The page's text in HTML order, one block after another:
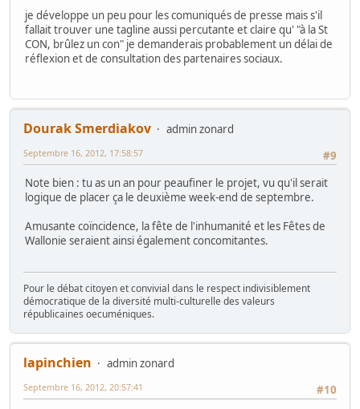
je développe un peu pour les comuniqués de presse mais s'il
fallait trouver une tagline aussi percutante et claire qu' "à la St
CON, brûlez un con" je demanderais probablement un délai de
réflexion et de consultation des partenaires sociaux.
Dourak Smerdiakov
admin zonard
#9
Septembre 16, 2012, 17:58:57
Note bien : tu as un an pour peaufiner le projet, vu qu'il serait
logique de placer ça le deuxième week-end de septembre.
Amusante coïncidence, la fête de l'inhumanité et les Fêtes de
Wallonie seraient ainsi également concomitantes.
Pour le débat citoyen et convivial dans le respect indivisiblement
démocratique de la diversité multi-culturelle des valeurs
républicaines oecuméniques.
lapinchien
admin zonard
#10
Septembre 16, 2012, 20:57:41